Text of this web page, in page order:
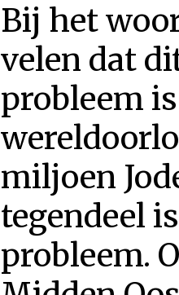
Bij het
velen dat
probleem
miljoen
tegendeel
probleem.